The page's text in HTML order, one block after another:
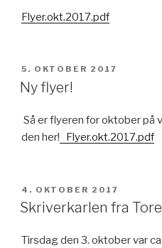
Flyer.okt.2017.pdf
UDGIVET
DEN
5. OKTOBER 2017
Ny flyer!
Så er flyeren for oktober på
den her! Flyer.okt.2017.pdf
UDGIVET
DEN
4. OKTOBER 2017
Skriverkarlen fra
Tirsdag den 3. oktober var